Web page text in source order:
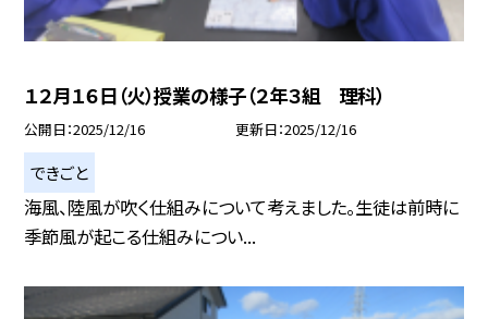
１２月１６日（火）授業の様子（２年３組 理科）
公開日 2025/12/16 更新日 2025/12/16
できごと
海風、陸風が吹く仕組みについて考えました。生徒は前時に
季節風が起こる仕組みについ...